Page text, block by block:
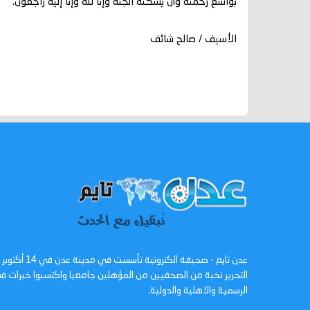
بواسع رحمته وأن يسكنه الجنة وإنا لله وإنا إليه راجعون.
الأسيف / صالح شائف
التحرير نخبة من الصحفيين من المؤهلين جامعيا واكتسبوا
الرسمية والاهلية والدولية.